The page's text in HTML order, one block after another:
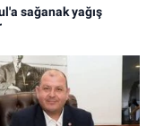
sağanak yağış